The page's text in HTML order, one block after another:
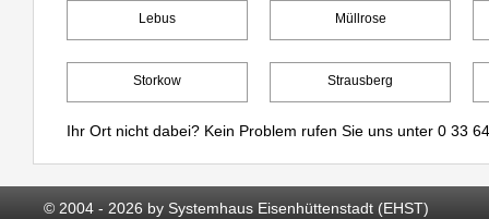
Lebus Müllrose
Storkow Strausberg
Ihr Ort nicht dabei? Kein Problem rufen Sie uns unter 0 33
© 2004 - 2026 by Systemhaus Eisenhüttenstadt (EHST)